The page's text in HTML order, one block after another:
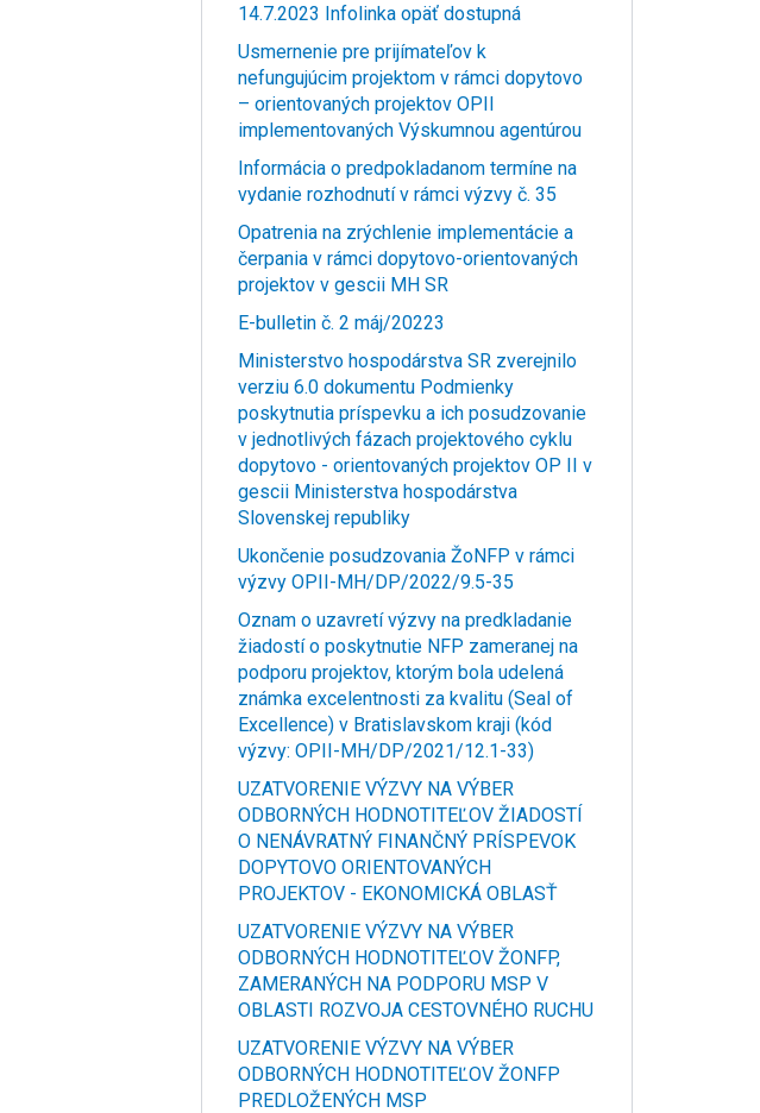
14.7.2023 Infolinka opäť dostupná
Usmernenie pre prijímateľov k
nefungujúcim projektom v rámci dopytovo
– orientovaných projektov OPII
implementovaných Výskumnou agentúrou
Informácia o predpokladanom termíne na
vydanie rozhodnutí v rámci výzvy č. 35
Opatrenia na zrýchlenie implementácie a
čerpania v rámci dopytovo-orientovaných
projektov v gescii MH SR
E-bulletin č. 2 máj/20223
Ministerstvo hospodárstva SR zverejnilo
verziu 6.0 dokumentu Podmienky
poskytnutia príspevku a ich posudzovanie
v jednotlivých fázach projektového cyklu
dopytovo - orientovaných projektov OP II v
gescii Ministerstva hospodárstva
Slovenskej republiky
Ukončenie posudzovania ŽoNFP v rámci
výzvy OPII-MH/DP/2022/9.5-35
Oznam o uzavretí výzvy na predkladanie
žiadostí o poskytnutie NFP zameranej na
podporu projektov, ktorým bola udelená
známka excelentnosti za kvalitu (Seal of
Excellence) v Bratislavskom kraji (kód
výzvy: OPII-MH/DP/2021/12.1-33)
UZATVORENIE VÝZVY NA VÝBER
ODBORNÝCH HODNOTITEĽOV ŽIADOSTÍ
O NENÁVRATNÝ FINANČNÝ PRÍSPEVOK
DOPYTOVO ORIENTOVANÝCH
PROJEKTOV - EKONOMICKÁ OBLASŤ
UZATVORENIE VÝZVY NA VÝBER
ODBORNÝCH HODNOTITEĽOV ŽONFP,
ZAMERANÝCH NA PODPORU MSP V
OBLASTI ROZVOJA CESTOVNÉHO RUCHU
UZATVORENIE VÝZVY NA VÝBER
ODBORNÝCH HODNOTITEĽOV ŽONFP
PREDLOŽENÝCH MSP